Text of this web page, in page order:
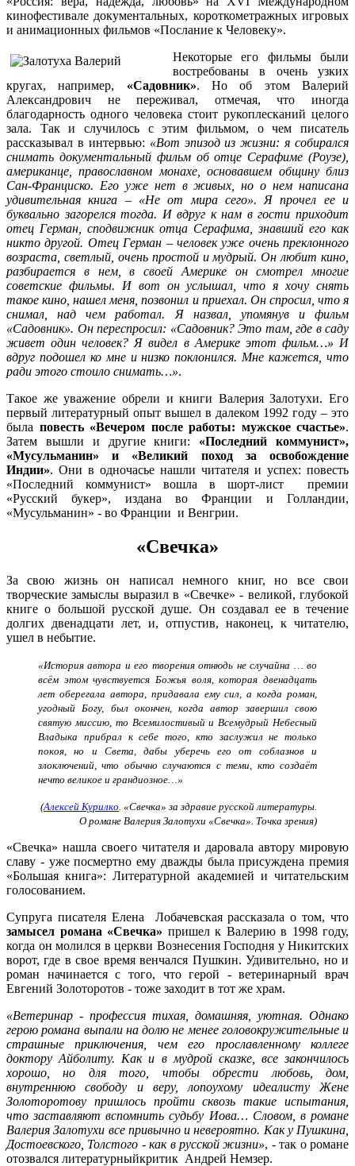
кинофестивале документальных, короткометражных игровых
и анимационных фильмов «Послание к Человеку».
Некоторые его фильмы были
востребованы в очень узких
кругах, например, «Садовник». Но об этом Валерий
Александрович не переживал, отмечая, что иногда
благодарность одного человека стоит рукоплесканий целого
зала. Так и случилось с этим фильмом, о чем писатель
рассказывал в интервью: «Вот эпизод из жизни: я собирался
снимать документальный фильм об отце Серафиме (Роузе),
американце, православном монахе, основавшем общину близ
Сан-Франциско. Его уже нет в живых, но о нем написана
удивительная книга – «Не от мира сего». Я прочел ее и
буквально загорелся тогда. И вдруг к нам в гости приходит
отец Герман, сподвижник отца Серафима, знавший его как
никто другой. Отец Герман – человек уже очень преклонного
возраста, светлый, очень простой и мудрый. Он любит кино,
разбирается в нем, в своей Америке он смотрел многие
советские фильмы. И вот он услышал, что я хочу снять
такое кино, нашел меня, позвонил и приехал. Он спросил, что я
снимал, над чем работал. Я назвал, упомянув и фильм
«Садовник». Он переспросил: «Садовник? Это там, где в саду
живет один человек? Я видел в Америке этот фильм…» И
вдруг подошел ко мне и низко поклонился. Мне кажется, что
ради этого стоило снимать…».
Такое же уважение обрели и книги Валерия Залотухи. Его
первый литературный опыт вышел в далеком 1992 году – это
была повесть «Вечером после работы: мужское счастье».
Затем вышли и другие книги: «Последний коммунист»,
«Мусульманин» и «Великий поход за освобождение
Индии». Они в одночасье нашли читателя и успех: повесть
«Последний коммунист» вошла в шорт-лист премии
«Русский букер», издана во Франции и Голландии,
«Мусульманин» - во Франции и Венгрии.
«Свечка»
За свою жизнь он написал немного книг, но все свои
творческие замыслы выразил в «Свечке» - великой, глубокой
книге о большой русской душе. Он создавал ее в течение
долгих двенадцати лет, и, отпустив, наконец, к читателю,
ушел в небытие.
«История автора и его творения отнюдь не случайна … во
всём этом чувствуется Божья воля, которая двенадцать
лет оберегала автора, придавала ему сил, а когда роман,
угодный Богу, был окончен, когда автор завершил свою
святую миссию, то Всемилостивый и Всемудрый Небесный
Владыка прибрал к себе того, кто заслужил не только
покоя, но и Света, дабы уберечь его от соблазнов и
злоключений, что обычно случаются с теми, кто создаёт
нечто великое и грандиозное…»
(Алексей Курилко . «Свечка» за здравие русской литературы.
О романе Валерия Залотухи «Свечка». Точка зрения)
«Свечка» нашла своего читателя и даровала автору мировую
славу - уже посмертно ему дважды была присуждена премия
«Большая книга»: Литературной академией и читательским
голосованием.
Супруга писателя Елена Лобачевская рассказала о том, что
замысел романа «Свечка» пришел к Валерию в 1998 году,
когда он молился в церкви Вознесения Господня у Никитских
ворот, где в свое время венчался Пушкин. Удивительно, но и
роман начинается с того, что герой - ветеринарный врач
Евгений Золоторотов - тоже заходит в тот же храм.
«Ветеринар - профессия тихая, домашняя, уютная. Однако
герою романа выпали на долю не менее головокружительные и
страшные приключения, чем его прославленному коллеге
доктору Айболиту. Как и в мудрой сказке, все закончилось
хорошо, но для того, чтобы обрести любовь, дом,
внутреннюю свободу и веру, лопоухому идеалисту Жене
Золоторотову пришлось пройти сквозь такие испытания,
что заставляют вспомнить судьбу Иова… Словом, в романе
Валерия Залотухи все привычно и невероятно. Как у Пушкина,
Достоевского, Толстого - как в русской жизни», - так о романе
отозвался литературныйкритик Андрей Немзер.